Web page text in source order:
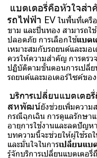
แบตเตอรี่คือหัวใจส
รถไฟฟ้า EVในพื้นที่เค
ขาม และปิ่นทอง สามารถใ
ปลอดภัย การเลือกใช้แบต
เหมาะสมกับรถยนต์และมอ
ควรให้ความสำคัญ การต
ปฏิบัติตามขั้นตอนการเปลี่ย
รถยนต์และมอเตอร์ไซค์ขอ
บริการเปลี่ยนแบตเตอ
สหพัฒน์ยังช่วยเพิ่มความ
กรณีฉุกเฉิน การดูแลรักษา
อายุการใช้งานและลดปัญห
บทความนี้จะช่วยให้ผู้ใช้รถ
และมั่นใจในการเปลี่ยนแบ
รู้จักบริการเปลี่ยนแบตเตอ